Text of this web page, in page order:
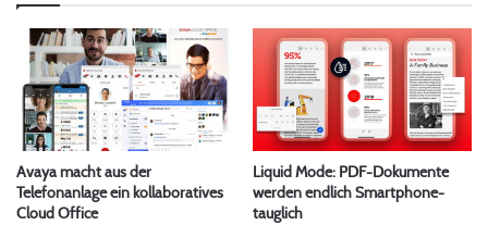
Avaya macht aus der
Telefonanlage ein kollaboratives
Cloud Office
Liquid Mode: PDF-Dokumente
werden endlich Smartphone-
tauglich